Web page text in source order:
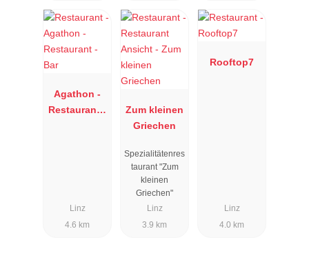
Agathon -
Restaurant -
Linz
4.6 km
Zum kleinen
Griechen
Spezialitätenres
taurant "Zum
kleinen
Griechen"
Linz
3.9 km
Rooftop7
Linz
4.0 km